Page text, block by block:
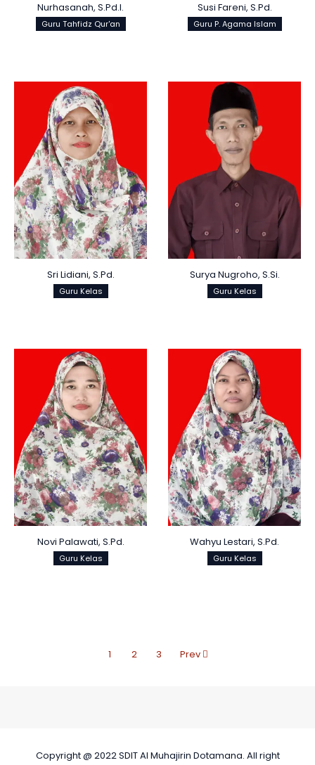
Nurhasanah, S.Pd.I.
Guru Tahfidz Qur'an
Susi Fareni, S.Pd.
Guru P. Agama Islam
Sri Lidiani, S.Pd.
Guru Kelas
Surya Nugroho, S.Si.
Guru Kelas
Novi Palawati, S.Pd.
Guru Kelas
Wahyu Lestari, S.Pd.
Guru Kelas
1 2 3 Prev
Copyright @ 2022 SDIT Al Muhajirin Dotamana. All right